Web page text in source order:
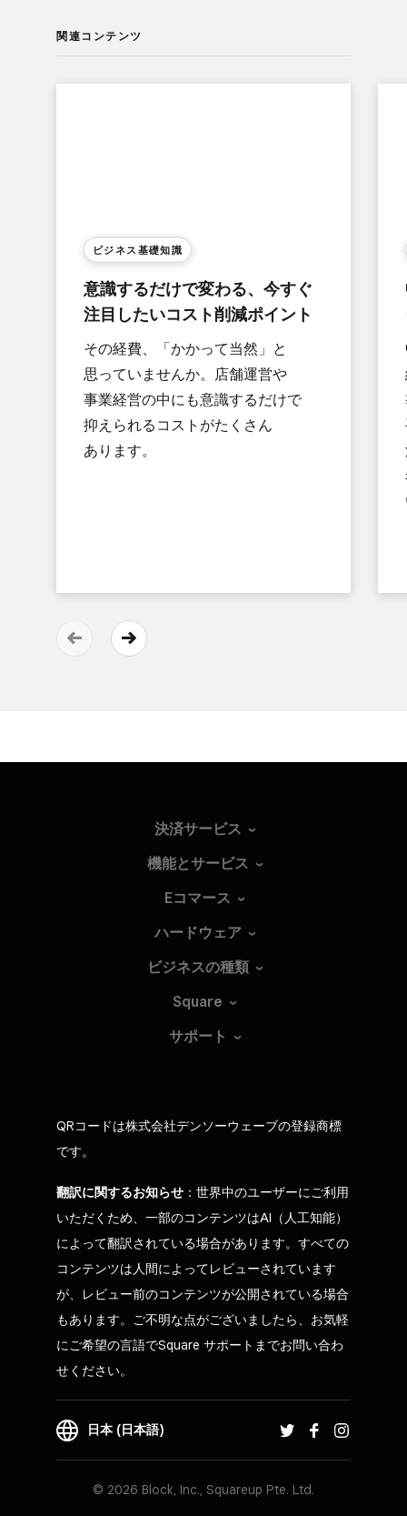
関連コンテンツ
ビジネス基礎知識
意識するだけで​変わる、​今すぐ​
注目したい​コスト削減ポイント
その​経費、​「かかって​当然」と​
思っていませんか。​店舗運営や​
事業経営の​中にも​意識するだけで​
抑えられる​コストが​たくさん​
あります。
決済サービス
機能とサービス
Eコマース
ハードウェア
ビジネスの種類
Square
サポート
QRコードは株式会社デンソーウェーブの登録商標
です。
翻訳に関するお知らせ ：世界中のユーザーにご利用
いただくため、一部のコンテンツはAI（人工知能）
によって翻訳されている場合があります。すべての
コンテンツは人間によってレビューされています
が、レビュー前のコンテンツが公開されている場合
もあります。ご不明な点がございましたら、お気軽
にご希望の言語でSquare サポートまでお問い合わ
せください。
日本 (日本語)
© 2026 Block, Inc., Squareup Pte. Ltd.